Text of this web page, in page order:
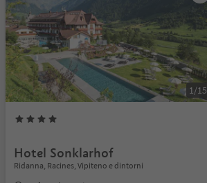
1/15
Hotel Sonklarhof
Ridanna, Racines, Vipiteno e dintorni